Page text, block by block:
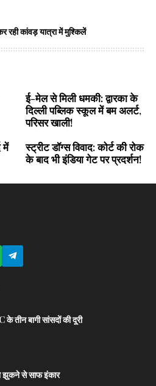
रही कांवड़ यात्रा में मुश्किलें
ई-मेल से मिली धमकी: द्वारका के
दिल्ली पब्लिक स्कूल में बम अलर्ट,
परिसर खाली!
में
स्ट्रीट डॉग्स विवाद: कोर्ट की रोक
के बाद भी इंडिया गेट पर प्रदर्शन!
तीन बागी सांसदों की दूरी
झुकने से साफ इंकार